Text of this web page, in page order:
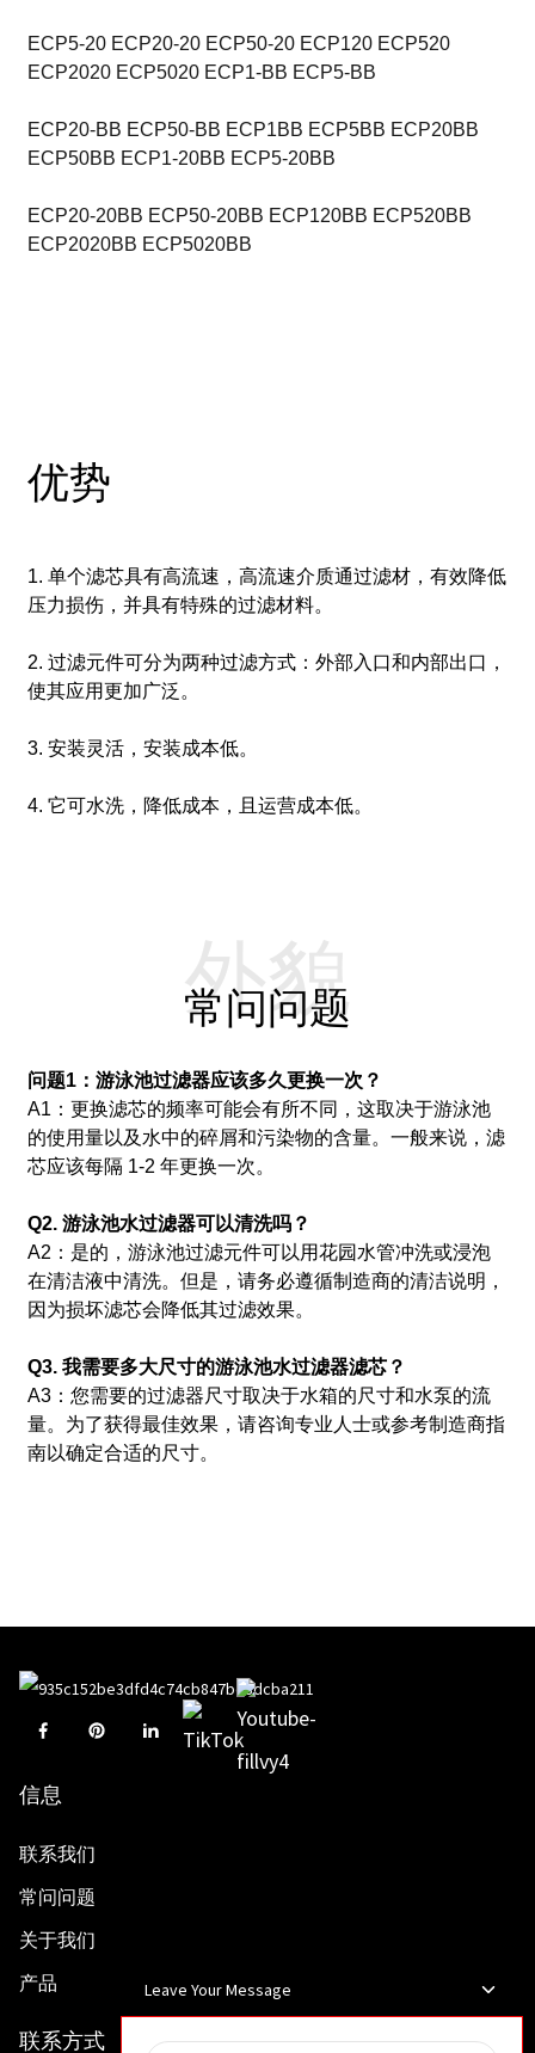
ECP5-20 ECP20-20 ECP50-20 ECP120 ECP520
ECP2020 ECP5020 ECP1-BB ECP5-BB
ECP20-BB ECP50-BB ECP1BB ECP5BB ECP20BB
ECP50BB ECP1-20BB ECP5-20BB
ECP20-20BB ECP50-20BB ECP120BB ECP520BB
ECP2020BB ECP5020BB
优势
1. 单个滤芯具有高流速，高流速介质通过滤材，有效降低
压力损伤，并具有特殊的过滤材料。
2. 过滤元件可分为两种过滤方式：外部入口和内部出口，
使其应用​​更加广泛。
3. 安装灵活，安装成本低。
4. 它可水洗，降低成本，且运营成本低。
常问问题
外貌
问题1：游泳池过滤器应该多久更换一次？
A1：更换滤芯的频率可能会有所不同，这取决于游泳池
的使用量以及水中的碎屑和污染物的含量。 一般来说，滤
芯应该每隔 1-2 年更换一次。
Q2. 游泳池水过滤器可以清洗吗？
A2：是的，游泳池过滤元件可以用花园水管冲洗或浸泡
在清洁液中清洗。 但是，请务必遵循制造商的清洁说明，
因为损坏滤芯会降低其过滤效果。
Q3. 我需要多大尺寸的游泳池水过滤器滤芯？
A3：您需要的过滤器尺寸取决于水箱的尺寸和水泵的流
量。 为了获得最佳效果，请咨询专业人士或参考制造商指
南以确定合适的尺寸。
信息
联系我们
常问问题
关于我们
产品
联系方式
Leave Your Message